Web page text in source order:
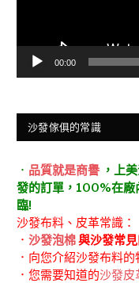
00:00
沙發傢俱的常識
． 品質就是商譽 ，上
發的訂單，100%在廠
臨!
沙發布料、皮革常識：
． 沙發泡棉與沙發常
．向您介紹沙發布料的
．您需要知道的沙發皮